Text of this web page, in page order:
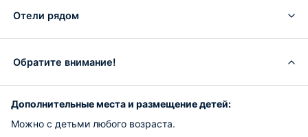
Отели рядом
Обратите внимание!
Дополнительные места и размещение детей:
Можно с детьми любого возраста.